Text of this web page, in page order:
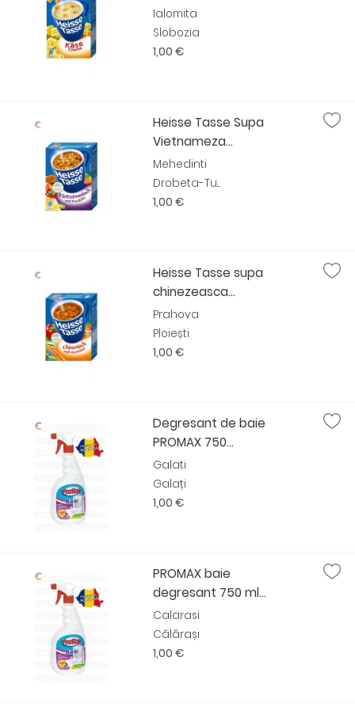
Ialomita
Slobozia
1,00 €
Heisse Tasse Supa
Vietnameza...
Mehedinti
Drobeta-Tu...
1,00 €
Heisse Tasse supa
chinezeasca...
Prahova
Ploiești
1,00 €
Degresant de baie
PROMAX 750...
Galati
Galați
1,00 €
PROMAX baie
degresant 750 ml...
Calarasi
Călărași
1,00 €